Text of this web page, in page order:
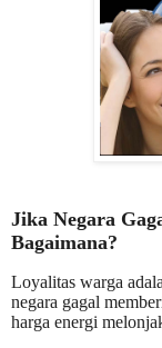
Jika Negara
Bagaimana?
Loyalitas warga
negara gagal
harga energi